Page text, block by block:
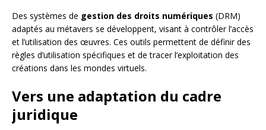
Des systèmes de gestion des droits numériques (DRM)
adaptés au métavers se développent, visant à contrôler l’accès
et l’utilisation des œuvres. Ces outils permettent de définir des
règles d’utilisation spécifiques et de tracer l’exploitation des
créations dans les mondes virtuels.
Vers une adaptation du cadre
juridique